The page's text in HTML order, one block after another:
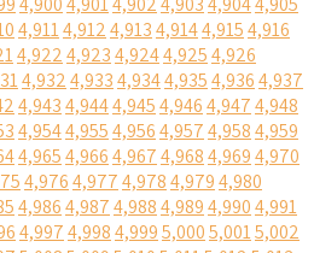
4,9114,9124,9134,9144,9154,916
4,9224,9234,9244,9254,926
4,9324,9334,9344,9354,9364,937
4,9434,9444,9454,9464,9474,948
4,9544,9554,9564,9574,9584,959
4,9654,9664,9674,9684,9694,970
4,9764,9774,9784,9794,980
4,9864,9874,9884,9894,9904,991
4,9974,9984,9995,0005,0015,002